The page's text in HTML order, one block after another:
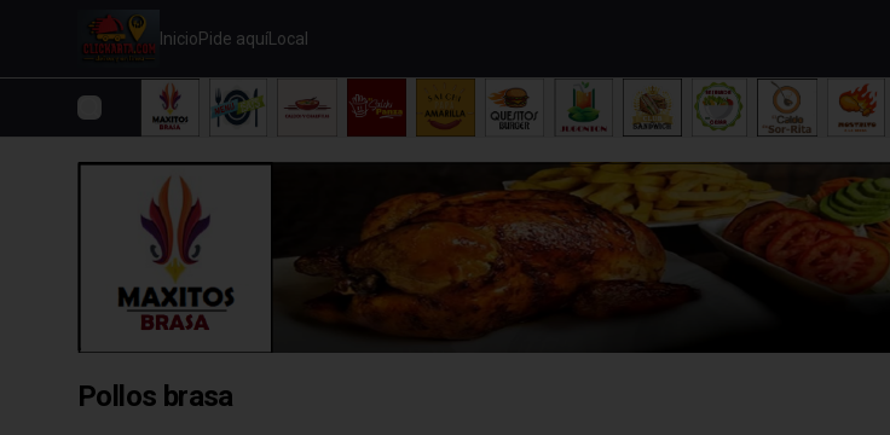
InicioPide aquíLocal
Pollos brasa